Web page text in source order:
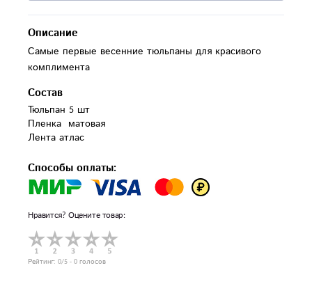
Описание
Самые первые весенние тюльпаны для красивого
комплимента
Состав
Тюльпан 5 шт
Пленка  матовая
Лента атлас
Способы оплаты:
Нравится? Оцените товар:
Рейтинг: 0/5 - 0 голосов